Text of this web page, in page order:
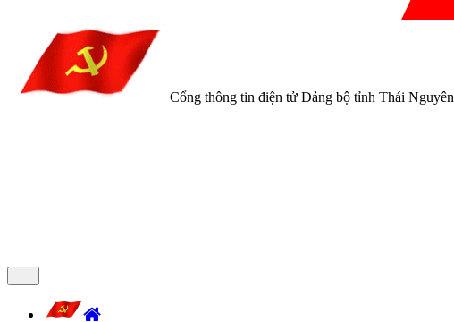
Cổng thông tin điện tử Đảng bộ tỉnh Thái Nguyên